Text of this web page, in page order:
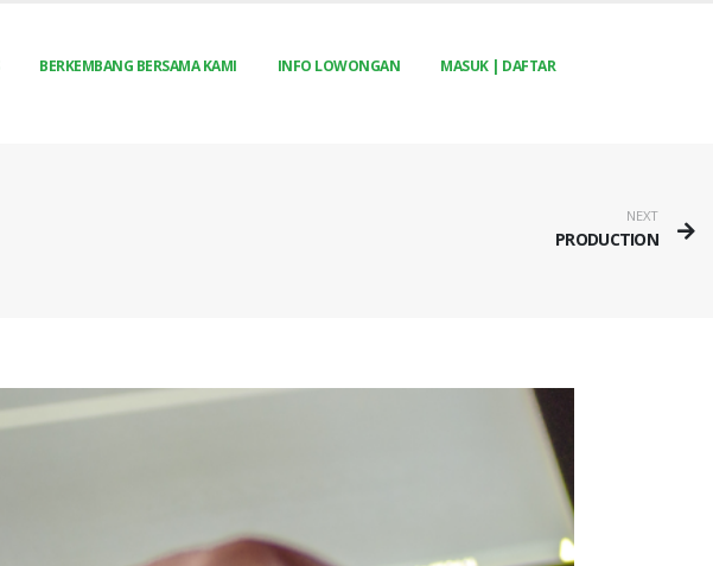
BERKEMBANG BERSAMA KAMI INFO LOWONGAN MASUK | DAFTAR
NEXT
PRODUCTION